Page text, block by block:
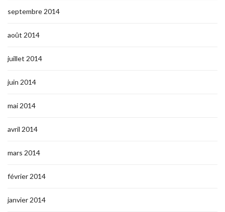
septembre 2014
août 2014
juillet 2014
juin 2014
mai 2014
avril 2014
mars 2014
février 2014
janvier 2014